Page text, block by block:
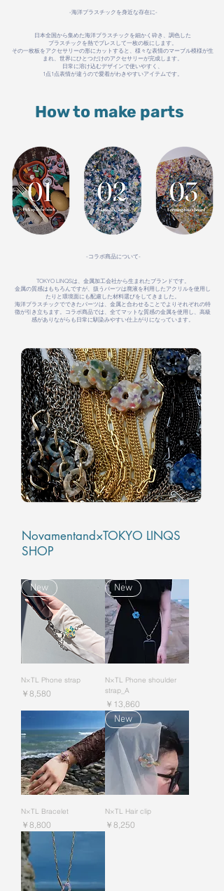
-海洋プラスチックを身近な存在に-
日本全国から集めた海洋プラスチックを細かく砕き、調色した
プラスチックを熱でプレスして一枚の板にします。
その一枚板をアクセサリーの形にカットすると、様々な表情のマーブル模様が生
まれ、世界にひとつだけのアクセサリーが完成します。
日常に溶け込むデザインで使いやすく、
1点1点表情が違うので愛着がわきやすいアイテムです。
How to make parts
-コラボ商品について-
TOKYO LINQSは、金属加工会社から生まれたブランドです。
金属の質感はもちろんですが、扱うパーツは廃液を利用したアクリルを使用し
たりと環境面にも配慮した材料選びをしてきました。
海洋プラスチックでできたパーツは、金属と合わせることでよりそれぞれの特
徴が引き立ちます。コラボ商品では、全てマットな質感の金属を使用し、高級
感がありながらも日常に馴染みやすい仕上がりになっています。
Novamentand×TOKYO LINQS
SHOP
New
N×TL Phone strap
価格
￥8,580
New
N×TL Phone shoulder
strap_A
価格
￥13,860
N×TL Bracelet
価格
￥8,800
New
N×TL Hair clip
価格
￥8,250